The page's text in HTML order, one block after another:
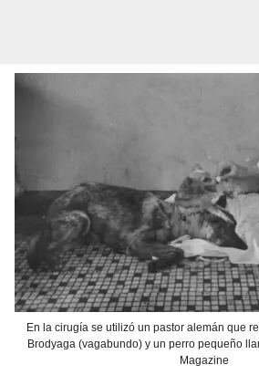
En la cirugía se utilizó un pastor alemán que
Brodyaga (vagabundo) y un perro pequeño
Magazine